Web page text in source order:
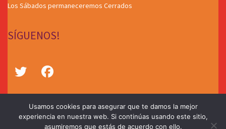
Los Sábados permaneceremos Cerrados
SÍGUENOS!
©2026SERVITEC FOTO S.L.U.
Usamos cookies para asegurar que te damos la mejor
experiencia en nuestra web. Si continúas usando este sitio,
asumiremos que estás de acuerdo con ello.